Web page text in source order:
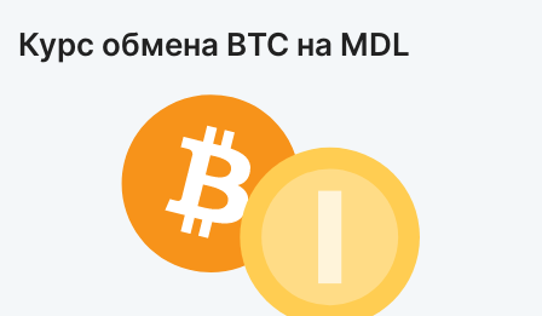
Курс обмена BTC на MDL